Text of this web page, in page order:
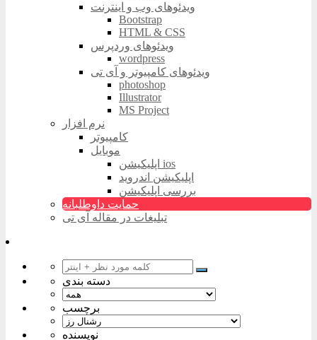
ویدئوهای وب و اینترنت
Bootstrap
HTML & CSS
ویدئوهای وردپرس
wordpress
ویدئوهای کامپیوتر و آی تی
photoshop
Illustrator
MS Project
نرم افزار
کامپیوتر
موبایل
اپلیکیشن ios
اپلیکیشن اندروید
بررسی اپلیکیشن
حمایت داوطلبانه
تبلیغات در مقاله آی تی
دسته بندی
برچسب
نویسنده